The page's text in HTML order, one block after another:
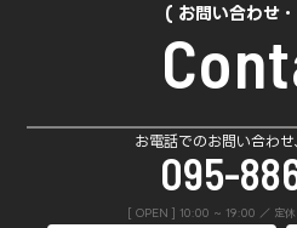
お問い合わせ
お電話でのお問い合わ
095-
[ OPEN ] 10:00 ~ 19:00 ／ 定休